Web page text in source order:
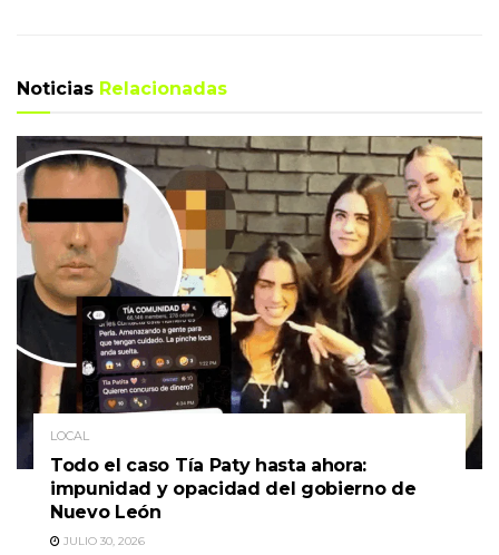
Noticias Relacionadas
LOCAL
Todo el caso Tía Paty hasta ahora:
impunidad y opacidad del gobierno de
Nuevo León
JULIO 30, 2026